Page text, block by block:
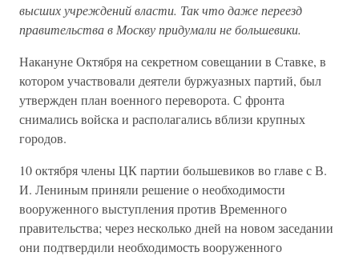
высших учреждений власти. Так что даже переезд
правительства в Москву придумали не большевики.
Накануне Октября на секретном совещании в Ставке, в
котором участвовали деятели буржуазных партий, был
утвержден план военного переворота. С фронта
снимались войска и располагались вблизи крупных
городов.
10 октября члены ЦК партии большевиков во главе с В.
И. Лениным приняли решение о необходимости
вооруженного выступления против Временного
правительства; через несколько дней на новом заседании
они подтвердили необходимость вооруженного